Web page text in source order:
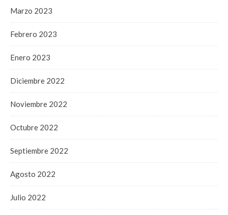
Marzo 2023
Febrero 2023
Enero 2023
Diciembre 2022
Noviembre 2022
Octubre 2022
Septiembre 2022
Agosto 2022
Julio 2022